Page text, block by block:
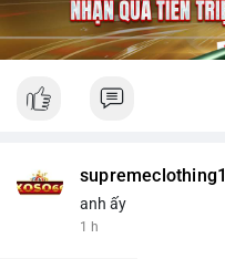
supremeclothing1
anh ấy
1 h